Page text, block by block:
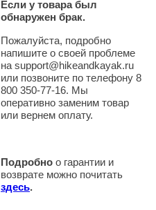
Если у товара был
обнаружен брак.
Пожалуйста, подробно
напишите о своей проблеме
на support@hikeandkayak.ru
или позвоните по телефону 8
800 350-77-16. Мы
оперативно заменим товар
или вернем оплату.
Подробно о гарантии и
возврате можно почитать
здесь.